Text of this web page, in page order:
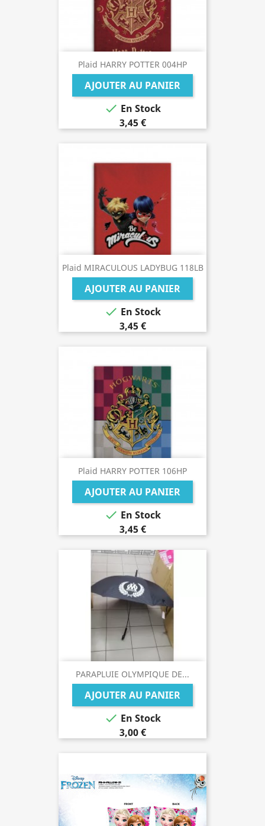
Plaid HARRY POTTER 004HP
AJOUTER AU PANIER
 En Stock
3,45 €
Plaid MIRACULOUS LADYBUG 118LB
AJOUTER AU PANIER
 En Stock
3,45 €
Plaid HARRY POTTER 106HP
AJOUTER AU PANIER
 En Stock
3,45 €
PARAPLUIE OLYMPIQUE DE...
AJOUTER AU PANIER
 En Stock
3,00 €